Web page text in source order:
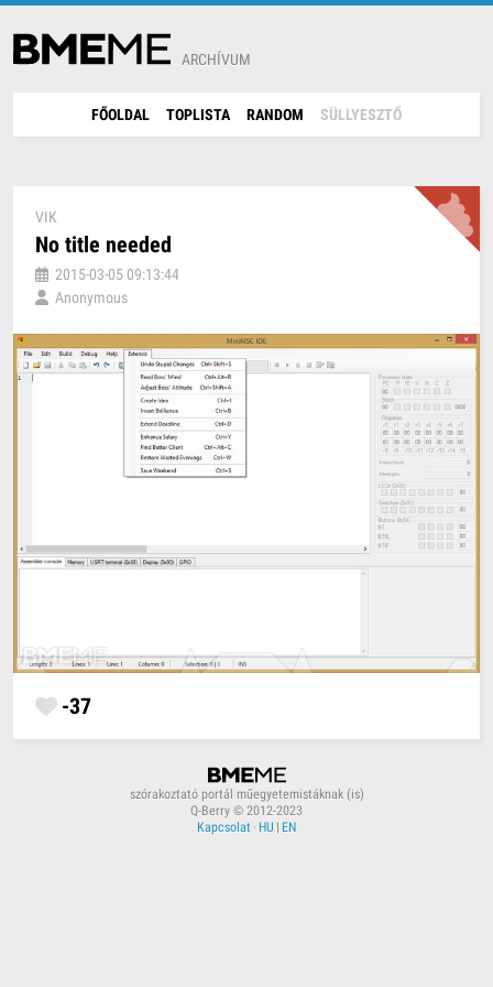
ARCHÍVUM
FŐOLDAL TOPLISTA RANDOM SÜLLYESZTŐ
VIK
No title needed
2015-03-05 09:13:44
Anonymous
-37
szórakoztató portál műegyetemistáknak (is)
Q-Berry © 2012-2023
Kapcsolat · HU | EN